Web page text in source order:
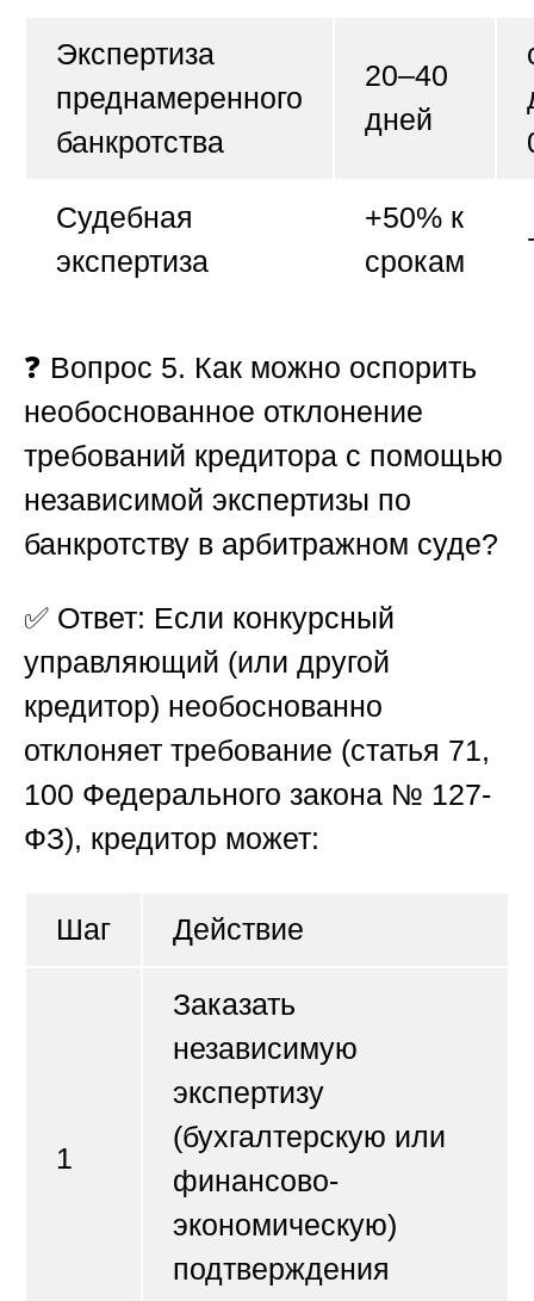
Экспертиза
преднамеренного
банкротства
20–40
дней
Судебная
экспертиза
+50% к
срокам
❓ Вопрос 5. Как можно оспорить
необоснованное отклонение
требований кредитора с помощью
независимой экспертизы по
банкротству в арбитражном суде?
✅ Ответ: Если конкурсный
управляющий (или другой
кредитор) необоснованно
отклоняет требование (статья 71,
100 Федерального закона № 127-
ФЗ), кредитор может:
Шаг Действие
1
Заказать
независимую
экспертизу
(бухгалтерскую или
финансово-
экономическую)
подтверждения